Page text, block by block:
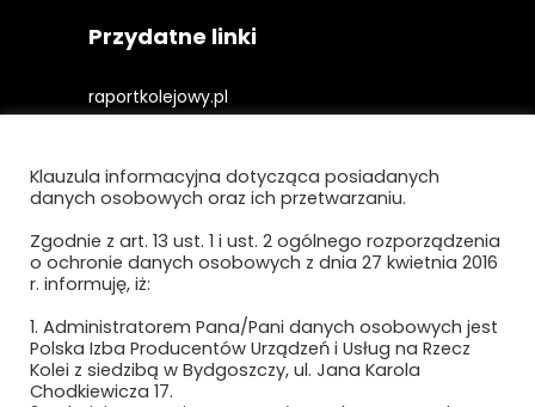
Przydatne linki
raportkolejowy.pl
kolejowefirmy.pl
Polityka prywatności i cookies
Regulamin strony
Klauzula informacyjna dotycząca posiadanych
danych osobowych oraz ich przetwarzaniu.
Zgodnie z art. 13 ust. 1 i ust. 2 ogólnego rozporządzenia
o ochronie danych osobowych z dnia 27 kwietnia 2016
r. informuję, iż:
1. Administratorem Pana/Pani danych osobowych jest
Polska Izba Producentów Urządzeń i Usług na Rzecz
Kolei z siedzibą w Bydgoszczy, ul. Jana Karola
Chodkiewicza 17.